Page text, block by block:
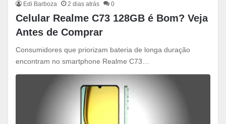
Edi Barboza 2 dias atrás 0
Celular Realme C73 128GB é Bom? Veja
Antes de Comprar
Consumidores que priorizam bateria de longa duração
encontram no smartphone Realme C73…